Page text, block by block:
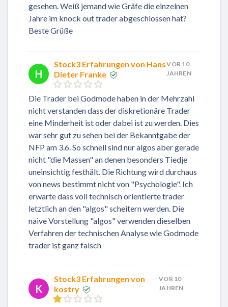
gesehen. Weiß jemand wie Gräfe die einzelnen
Jahre im knock out trader abgeschlossen hat?
Beste Grüße
H
Stock3 Erfahrungen von Hans
Dieter Franke
VOR 10
JAHREN
Die Trader bei Godmode haben in der Mehrzahl
nicht verstanden dass der diskretionäre Trader
eine Minderheit ist oder dabei ist zu werden. Dies
war sehr gut zu sehen bei der Bekanntgabe der
NFP am 3.6. So schnell sind nur algos aber gerade
nicht "die Massen" an denen besonders Tiedje
uneinsichtig festhält. Die Richtung wird durchaus
von news bestimmt nicht von "Psychologie". Ich
erwarte dass voll technisch orientierte trader
letztlich an den "algos" scheitern werden. Die
naive Vorstellung "algos" verwenden dieselben
Verfahren der technischen Analyse wie Godmode
trader ist ganz falsch
K
Stock3 Erfahrungen von
kostry
VOR 10
JAHREN